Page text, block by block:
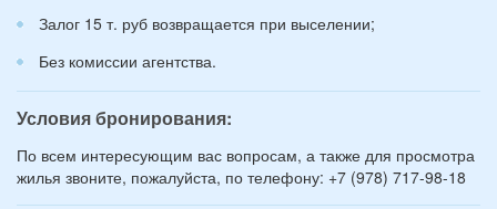
Залог 15 т. руб возвращается при выселении;
Без комиссии агентства.
Условия бронирования:
По всем интересующим вас вопросам, а также для просмотра
жилья звоните, пожалуйста, по телефону: +7 (978) 717-98-18